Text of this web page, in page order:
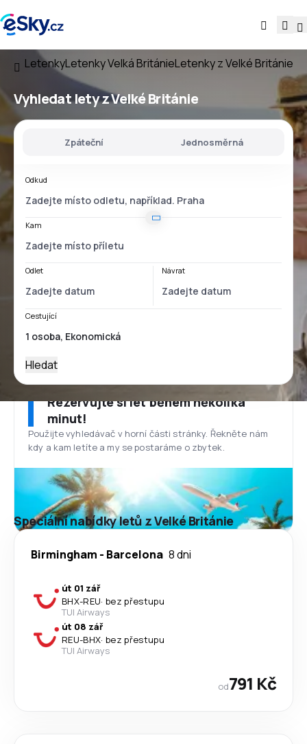
LetenkyLetenky Velká BritánieLetenky z Velké Británie
Vyhledat letyz Velké Británie
Zpáteční Jednosměrná
Odkud
Kam
Odlet Návrat
Cestující
Hledat
Rezervujte si let během několika
minut!
Použijte vyhledávač v horní části stránky. Řekněte nám
kdy a kam letíte a my se postaráme o zbytek.
Speciální nabídky letů z Velké Británie
Birmingham - Barcelona 8 dni
út 01 zář
BHX-REU· bez přestupu
TUI Airways
út 08 zář
REU-BHX· bez přestupu
TUI Airways
od791 Kč